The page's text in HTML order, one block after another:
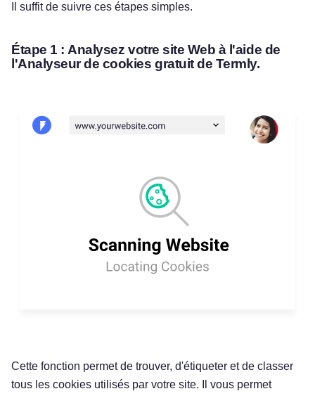
Il suffit de suivre ces étapes simples.
Étape 1 : Analysez votre site Web à l'aide de
l'Analyseur de cookies gratuit de Termly.
Cette fonction permet de trouver, d'étiqueter et de classer
tous les cookies utilisés par votre site. Il vous permet